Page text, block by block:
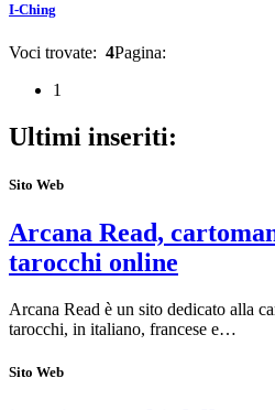
I-Ching
Voci trovate: 4Pagina:
1
Ultimi inseriti:
Sito Web
Arcana Read,
tarocchi online
Arcana Read è un sito dedicato alla
tarocchi, in italiano, francese e…
Sito Web